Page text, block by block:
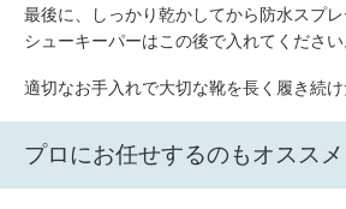
最後に、しっかり乾かしてから防水スプ
シューキーパーはこの後で入れてください
適切なお手入れで大切な靴を長く履き続け
プロにお任せするのもオススメ